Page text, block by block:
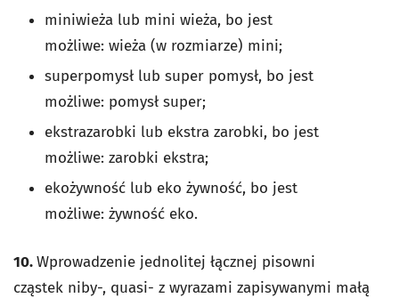
miniwieża lub mini wieża, bo jest
możliwe: wieża (w rozmiarze) mini;
superpomysł lub super pomysł, bo jest
możliwe: pomysł super;
ekstrazarobki lub ekstra zarobki, bo jest
możliwe: zarobki ekstra;
ekożywność lub eko żywność, bo jest
możliwe: żywność eko.
10.Wprowadzenie jednolitej łącznej pisowni
cząstek niby-, quasi- z wyrazami zapisywanymi małą